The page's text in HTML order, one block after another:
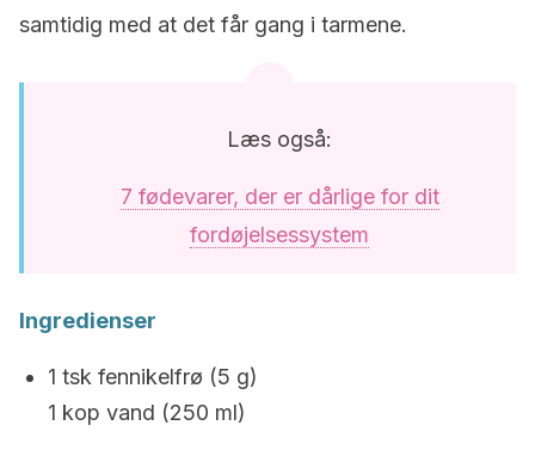
samtidig med at det får gang i tarmene.
Læs også:
7 fødevarer, der er dårlige for dit
fordøjelsessystem
Ingredienser
1 tsk fennikelfrø (5 g)
1 kop vand (250 ml)